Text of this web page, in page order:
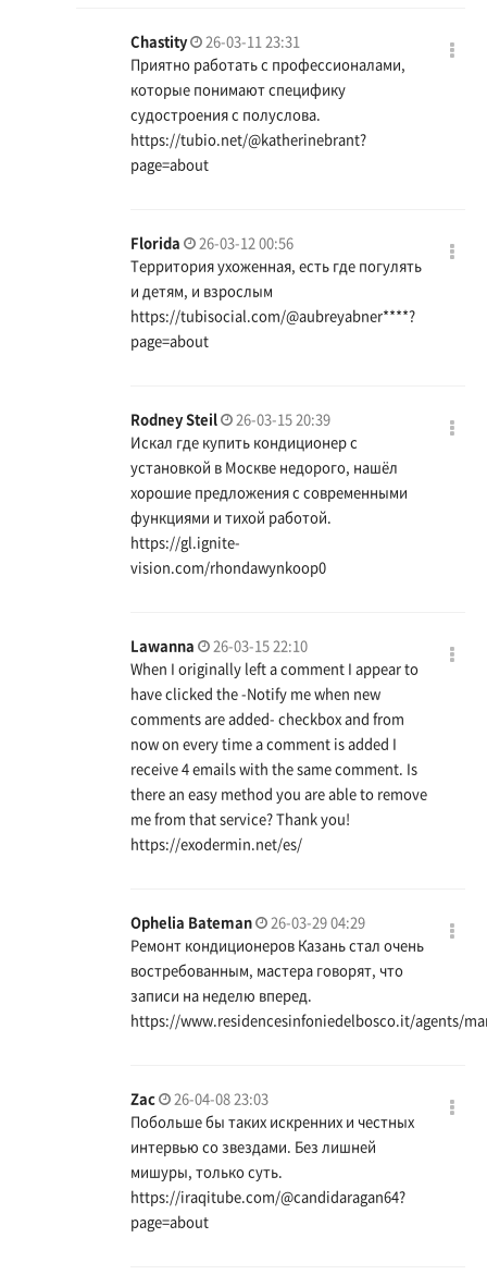
Chastity
26-03-11 23:31
Приятно работать с профессионалами,
которые понимают специфику
судостроения с полуслова.
https://tubio.net/@katherinebrant?
page=about
Florida
26-03-12 00:56
Территория ухоженная, есть где погулять
и детям, и взрослым
https://tubisocial.com/@aubreyabner****?
page=about
Rodney Steil
26-03-15 20:39
Искал где купить кондиционер с
установкой в Москве недорого, нашёл
хорошие предложения с современными
функциями и тихой работой.
https://gl.ignite-
vision.com/rhondawynkoop0
Lawanna
26-03-15 22:10
When I originally left a comment I appear to
have clicked the -Notify me when new
comments are added- checkbox and from
now on every time a comment is added I
receive 4 emails with the same comment. Is
there an easy method you are able to remove
me from that service? Thank you!
https://exodermin.net/es/
Ophelia Bateman
26-03-29 04:29
Ремонт кондиционеров Казань стал очень
востребованным, мастера говорят, что
записи на неделю вперед.
https://www.residencesinfoniedelbosco.it/agents/
Zac
26-04-08 23:03
Побольше бы таких искренних и честных
интервью со звездами. Без лишней
мишуры, только суть.
https://iraqitube.com/@candidaragan64?
page=about